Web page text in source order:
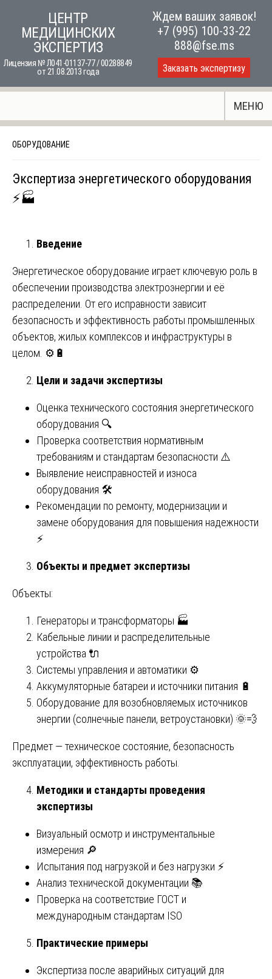
content
ЦЕНТР
МЕДИЦИНСКИХ
ЭКСПЕРТИЗ
Лицензия № Л041-01137-77 / 00288849
от 21.08.2013 года
Ждем ваших заявок!
+7 (995) 100-33-22
888@fse.ms
Заказать экспертизу
МЕНЮ
ОБОРУДОВАНИЕ
Экспертиза энергетического оборудования
⚡🏭
Введение
Энергетическое оборудование играет ключевую роль в
обеспечении производства электроэнергии и её
распределении. От его исправности зависит
безопасность и эффективность работы промышленных
объектов, жилых комплексов и инфраструктуры в
целом. ⚙️🔋
Цели и задачи экспертизы
Оценка технического состояния энергетического
оборудования 🔍
Проверка соответствия нормативным
требованиям и стандартам безопасности ⚠️
Выявление неисправностей и износа
оборудования 🛠️
Рекомендации по ремонту, модернизации и
замене оборудования для повышения надежности
⚡
Объекты и предмет экспертизы
Объекты:
Генераторы и трансформаторы 🏭
Кабельные линии и распределительные
устройства 🔌
Системы управления и автоматики ⚙️
Аккумуляторные батареи и источники питания 🔋
Оборудование для возобновляемых источников
энергии (солнечные панели, ветроустановки) 🌞💨
Предмет — техническое состояние, безопасность
эксплуатации, эффективность работы.
Методики и стандарты проведения
экспертизы
Визуальный осмотр и инструментальные
измерения 🔎
Испытания под нагрузкой и без нагрузки ⚡
Анализ технической документации 📚
Проверка на соответствие ГОСТ и
международным стандартам ISO
Практические примеры
Экспертиза после аварийных ситуаций для